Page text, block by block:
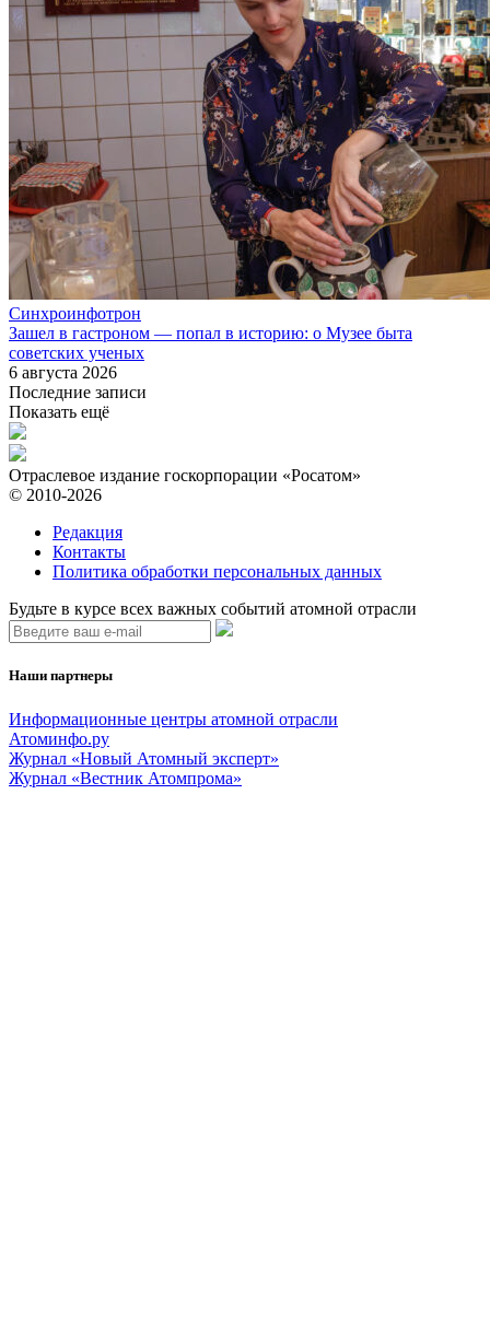
Синхроинфотрон
Зашел в гастроном — попал в историю: о Музее быта
советских ученых
6 августа 2026
Последние записи
Показать ещё
Отраслевое издание госкорпорации «Росатом»
© 2010-2026
Редакция
Контакты
Политика обработки персональных данных
Будьте в курсе всех важных событий атомной отрасли
Наши партнеры
Информационные центры атомной отрасли
Атоминфо.ру
Журнал «Новый Атомный эксперт»
Журнал «Вестник Атомпрома»